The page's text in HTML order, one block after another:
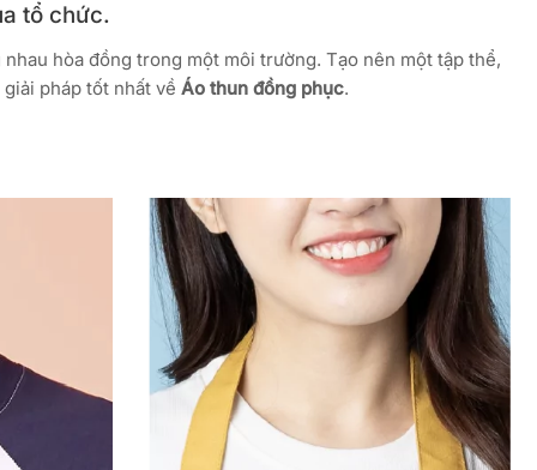
tổ chức.
hòa đồng trong một môi trường. Tạo nên một tập thể,
pháp tốt nhất về Áo thun đồng phục.